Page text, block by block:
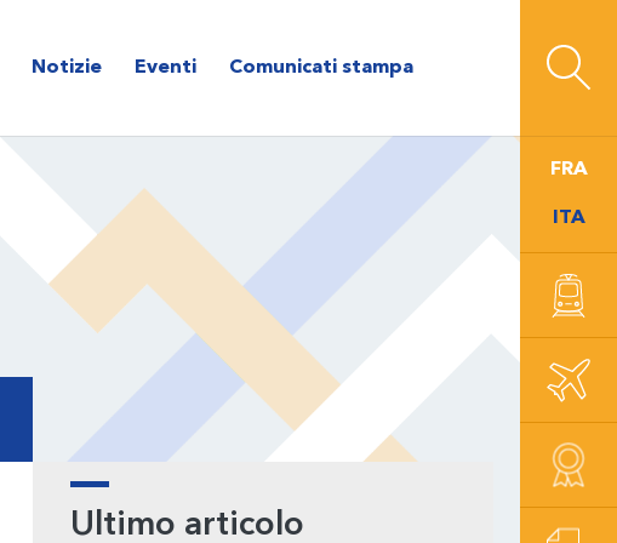
Notizie Eventi Comunicati stampa
FRA
ITA
Primary
Sidebar
Ultimo articolo